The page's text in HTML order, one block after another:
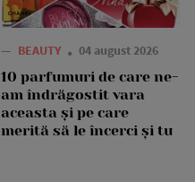
— BEAUTY 04 august 2026
10 parfumuri de care ne-
am îndrăgostit vara
aceasta și pe care
merită să le încerci și tu